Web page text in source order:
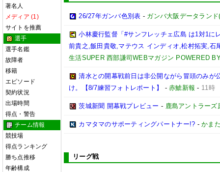
著名人
メディア (1)
サイトを推薦
選手
選手名鑑
故障者
移籍
エピソード
契約状況
出場時間
得点・警告
チーム情報
競技場
得点ランキング
勝ち点推移
年齢構成
26/27年ガンバ色別表 - ガンバ大阪データラン
小林慶行監督「#サンフレッチェ広島 は1対1に
前貴之,飯田貴敬,マテウス インディオ,松村拓実,石
生活SUPER 西部謙司WEBマガジン POWERED
清水との開幕戦前日は非公開ながら冒頭のみが
け。【8/7練習フォトレポート】
-赤鯱新報 - 11時
茨城新聞 開幕戦プレビュー - 鹿島アントラーズ
カマタマのサポーティングパートナー!? -かま
リーグ戦